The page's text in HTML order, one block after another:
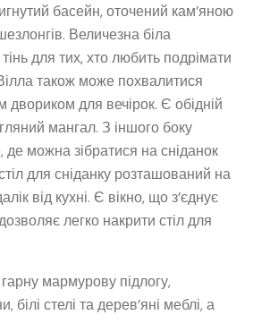
басейн, оточений кам’яною
Величезна біла
для тих, хто любить подрімати
також може похвалитися
двориком для вечірок. Є обідній
мангал. З іншого боку
де можна зібратися на сніданок
для сніданку розташований на
від кухні. Є вікно, що з’єднує
легко накрити стіл для
мармурову підлогу,
білі стелі та дерев’яні меблі, а